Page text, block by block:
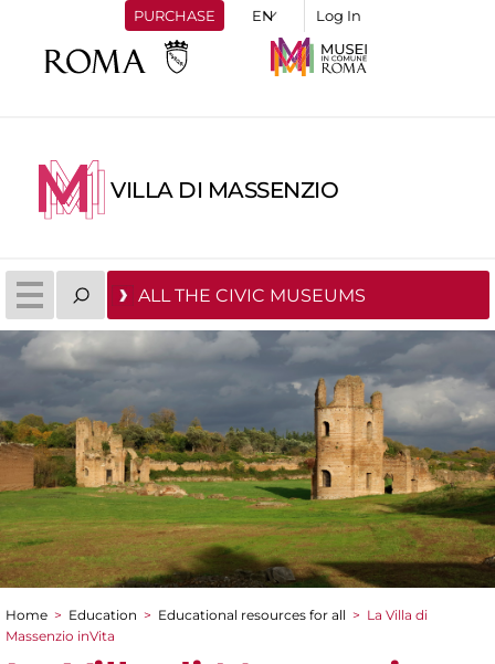
PURCHASE Log In
VILLA DI MASSENZIO
ALL THE CIVIC MUSEUMS
You are here
Home > Education > Educational resources for all > La Villa di
Massenzio inVita